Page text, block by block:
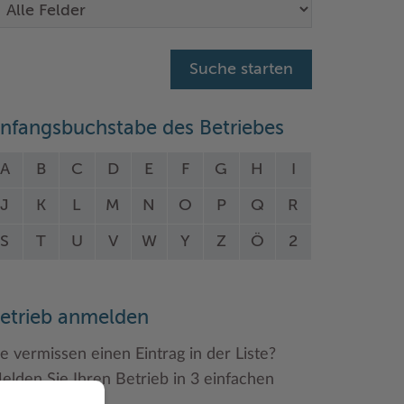
des Betriebes
A B C D E F G H
J K L M N O P Q R
S T U V W Y Z Ö 2
anmelden
vermissen einen Eintrag in der Liste?
Sie Ihren Betrieb in 3 einfachen